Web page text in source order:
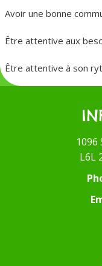
Avoir une bonne
Être attentive aux
Être attentive à son
1096
L6L